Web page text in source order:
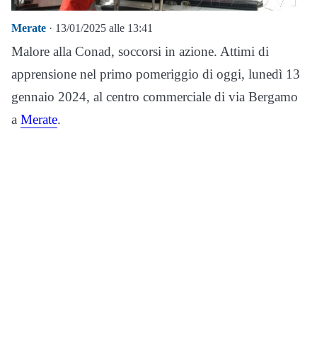
Merate · 13/01/2025 alle 13:41
Malore alla Conad, soccorsi in azione. Attimi di
apprensione nel primo pomeriggio di oggi, lunedì 13
gennaio 2024, al centro commerciale di via Bergamo
a Merate.